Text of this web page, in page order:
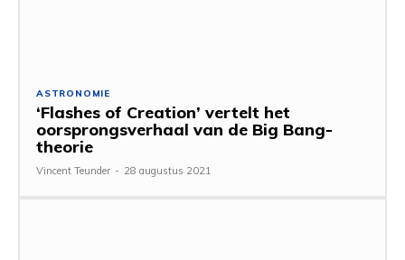
ASTRONOMIE
‘Flashes of Creation’ vertelt het
oorsprongsverhaal van de Big Bang-
theorie
Vincent Teunder - 28 augustus 2021